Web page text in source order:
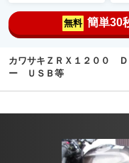
無料 簡単30
カワサキＺＲＸ１２００
ー ＵＳＢ等